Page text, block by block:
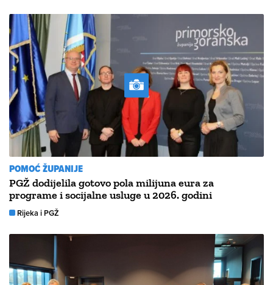
POMOĆ ŽUPANIJE
PGŽ dodijelila gotovo pola milijuna eura za
programe i socijalne usluge u 2026. godini
Rijeka i PGŽ